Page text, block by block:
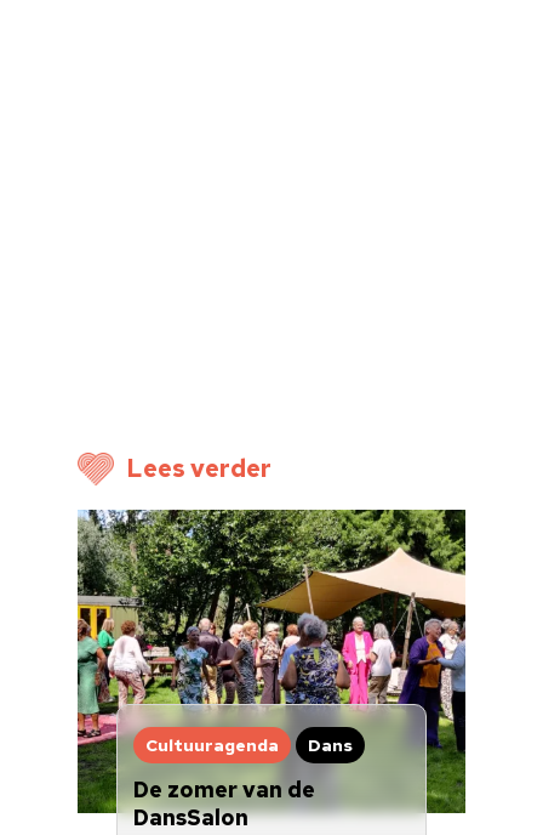
Lees verder
Cultuuragenda Dans
De zomer van de
DansSalon
Doneren